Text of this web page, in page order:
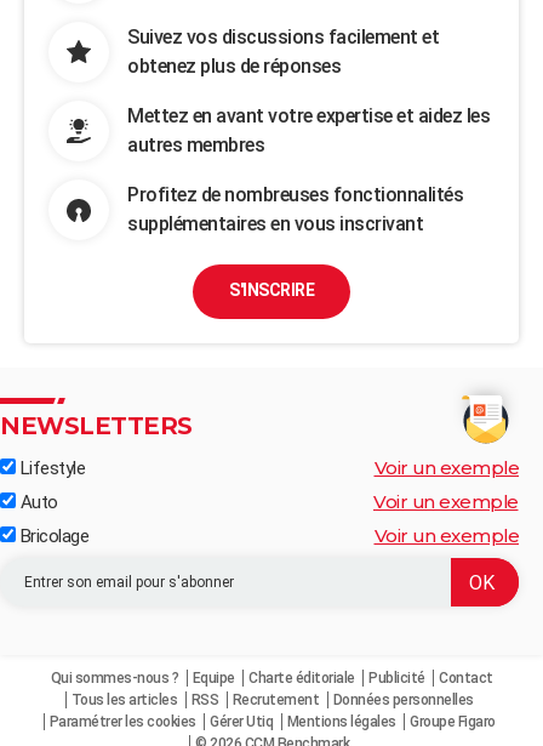
Suivez vos discussions facilement et
obtenez plus de réponses
Mettez en avant votre expertise et aidez les
autres membres
Profitez de nombreuses fonctionnalités
supplémentaires en vous inscrivant
S'INSCRIRE
NEWSLETTERS
Lifestyle Voir un exemple
Auto Voir un exemple
Bricolage Voir un exemple
Qui sommes-nous ? Equipe Charte éditoriale Publicité
Contact
Tous les articles
RSS Recrutement
Données personnelles
Paramétrer les cookies
Gérer Utiq Mentions légales
Groupe Figaro